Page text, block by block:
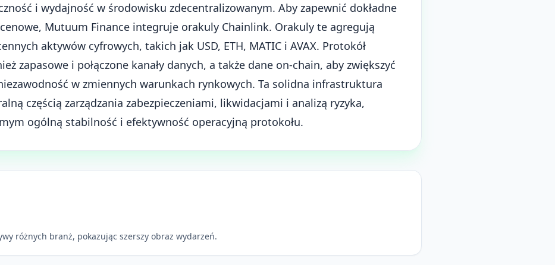
i wydajność w środowisku zdecentralizowanym. Aby zapewnić dokładne
Mutuum Finance integruje orakuly Chainlink. Orakuly te agregują
aktywów cyfrowych, takich jak USD, ETH, MATIC i AVAX. Protokół
zapasowe i połączone kanały danych, a także dane on-chain, aby zwiększyć
w zmiennych warunkach rynkowych. Ta solidna infrastruktura
częścią zarządzania zabezpieczeniami, likwidacjami i analizą ryzyka,
ogólną stabilność i efektywność operacyjną protokołu.
różnych branż, pokazując szerszy obraz wydarzeń.